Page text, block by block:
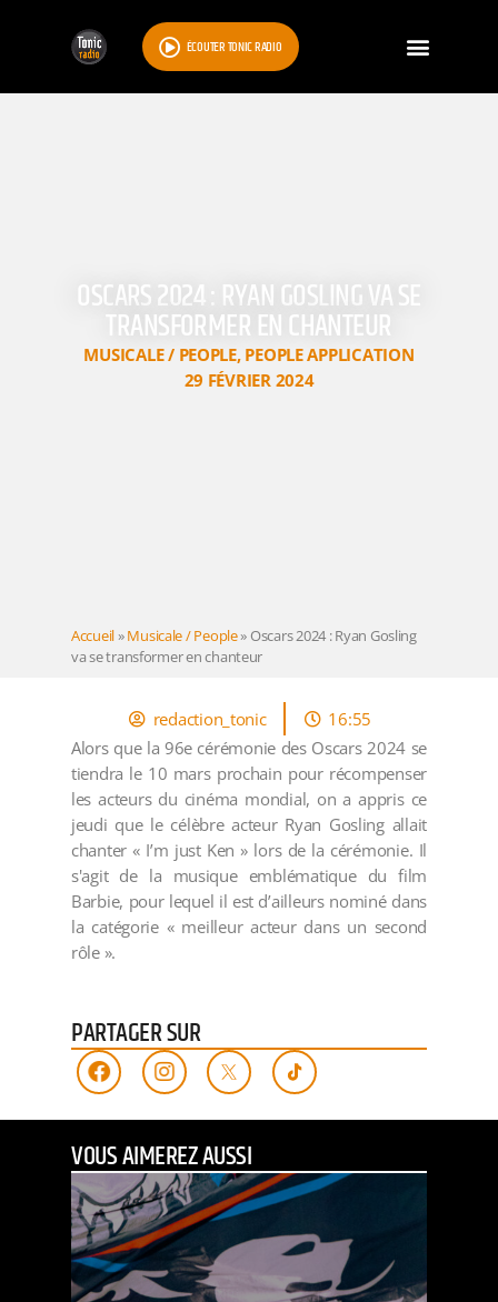
ÉCOUTER TONIC RADIO
OSCARS 2024 : RYAN GOSLING VA SE
TRANSFORMER EN CHANTEUR
MUSICALE / PEOPLE, PEOPLE APPLICATION
29 FÉVRIER 2024
Accueil»Musicale / People» Oscars 2024 : Ryan Gosling
va se transformer en chanteur
redaction_tonic
16:55
Alors que la 96e cérémonie des Oscars 2024 se
tiendra le 10 mars prochain pour récompenser
les acteurs du cinéma mondial, on a appris ce
jeudi que le célèbre acteur Ryan Gosling allait
chanter « I’m just Ken » lors de la cérémonie. Il
s'agit de la musique emblématique du film
Barbie, pour lequel il est d’ailleurs nominé dans
la catégorie « meilleur acteur dans un second
rôle ».
PARTAGER SUR
VOUS AIMEREZ AUSSI